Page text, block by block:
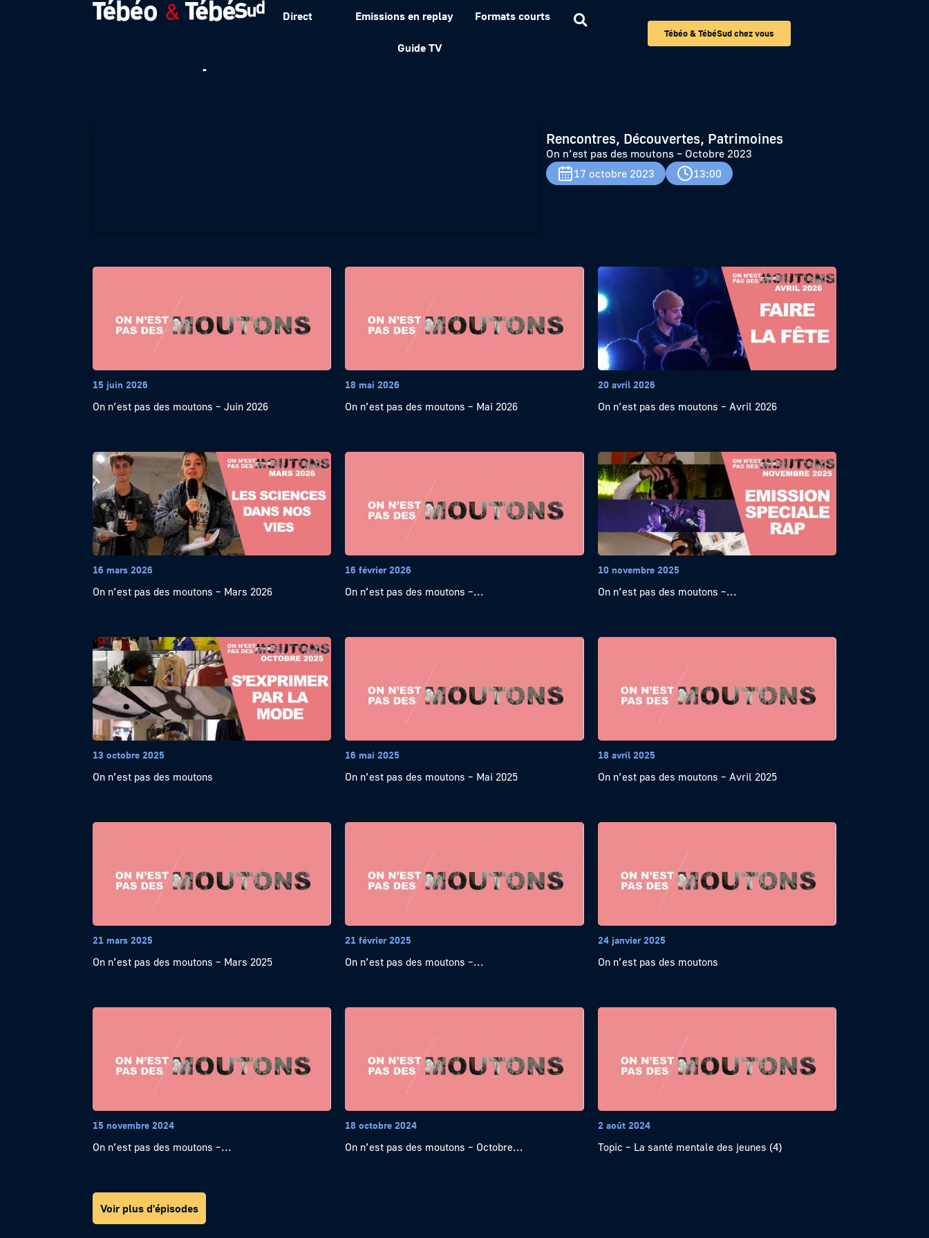
Direct Emissions en replay Formats courts
Guide TV
Tébéo & TébéSud chez vous
On n’est pas des moutons – Octobre 2023
Rencontres, Découvertes, Patrimoines
On n’est pas des moutons – Octobre 2023
17 octobre 2023
13:00
15 juin 2026
On n’est pas des moutons – Juin 2026
18 mai 2026
On n’est pas des moutons – Mai 2026
20 avril 2026
On n’est pas des moutons – Avril 2026
16 mars 2026
On n’est pas des moutons – Mars 2026
16 février 2026
On n’est pas des moutons –...
10 novembre 2025
On n’est pas des moutons –...
13 octobre 2025
On n’est pas des moutons
16 mai 2025
On n’est pas des moutons – Mai 2025
18 avril 2025
On n’est pas des moutons – Avril 2025
21 mars 2025
On n’est pas des moutons – Mars 2025
21 février 2025
On n’est pas des moutons –...
24 janvier 2025
On n’est pas des moutons
15 novembre 2024
On n’est pas des moutons –...
18 octobre 2024
On n’est pas des moutons – Octobre...
2 août 2024
Topic – La santé mentale des jeunes (4)
Voir plus d'épisodes